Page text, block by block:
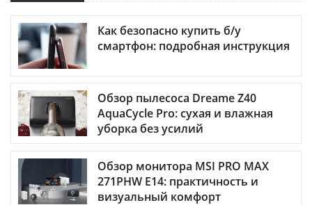
Как безопасно купить б/у
смартфон: подробная инструкция
Обзор пылесоса Dreame Z40
AquaCycle Pro: сухая и влажная
уборка без усилий
Обзор монитора MSI PRO MAX
271PHW E14: практичность и
визуальный комфорт